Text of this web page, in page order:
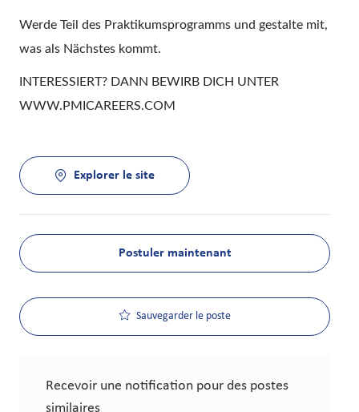
Werde Teil des Praktikumsprogramms und gestalte mit,
was als Nächstes kommt.
INTERESSIERT? DANN BEWIRB DICH UNTER
WWW.PMICAREERS.COM
Explorer le site
Postuler maintenant
Sauvegarder le poste
Recevoir une notification pour des postes
similaires